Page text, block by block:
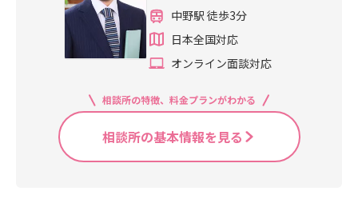
中野駅 徒歩3分
日本全国対応
オンライン面談対応
相談所の特徴、料金プランがわかる
相談所の基本情報を見る